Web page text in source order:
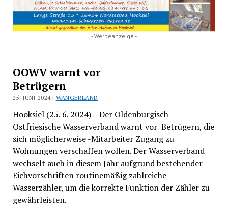
- Werbeanzeige -
OOWV warnt vor
Betrügern
25. JUNI 2024 | WANGERLAND
Hooksiel (25. 6. 2024) – Der Oldenburgisch-
Ostfriesische Wasserverband warnt vor Betrügern, die
sich möglicherweise -Mitarbeiter Zugang zu
Wohnungen verschaffen wollen. Der Wasserverband
wechselt auch in diesem Jahr aufgrund bestehender
Eichvorschriften routinemäßig zahlreiche
Wasserzähler, um die korrekte Funktion der Zähler zu
gewährleisten.